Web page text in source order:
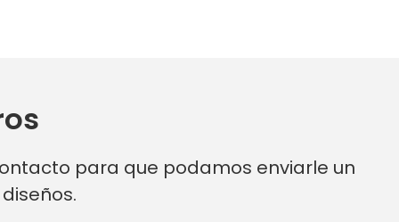
para que podamos enviarle un